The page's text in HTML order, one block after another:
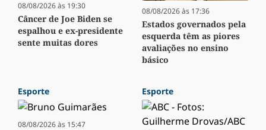
08/08/2026 às 19:30
Câncer de Joe Biden se
espalhou e ex-presidente
sente muitas dores
08/08/2026 às 17:36
Estados governados pela
esquerda têm as piores
avaliações no ensino
básico
Esporte
08/08/2026 às 15:47
Esporte